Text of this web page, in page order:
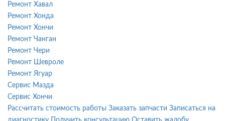
Ремонт Хавал
Ремонт Хонда
Ремонт Хончи
Ремонт Чанган
Ремонт Чери
Ремонт Шевроле
Ремонт Ягуар
Сервис Мазда
Сервис Хончи
Рассчитать стоимость работы Заказать запчасти Записаться на